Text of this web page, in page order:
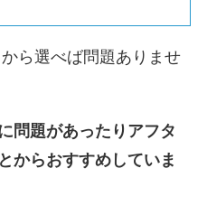
ら選べば問題ありませ
問題があったりアフタ
からおすすめしていま